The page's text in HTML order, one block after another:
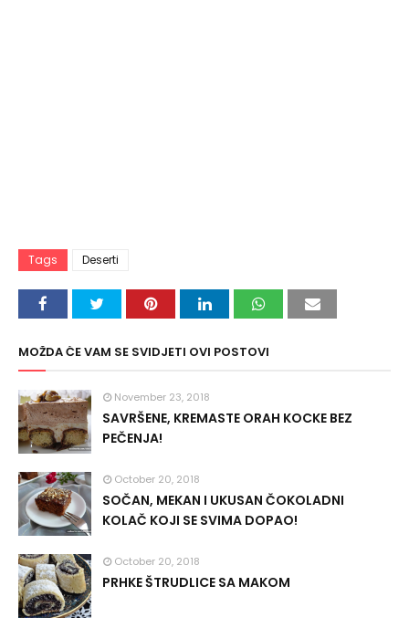
Tags Deserti
MOŽDA ĆE VAM SE SVIDJETI OVI POSTOVI
November 23, 2018
SAVRŠENE, KREMASTE ORAH KOCKE BEZ
PEČENJA!
October 20, 2018
SOČAN, MEKAN I UKUSAN ČOKOLADNI
KOLAČ KOJI SE SVIMA DOPAO!
October 20, 2018
PRHKE ŠTRUDLICE SA MAKOM